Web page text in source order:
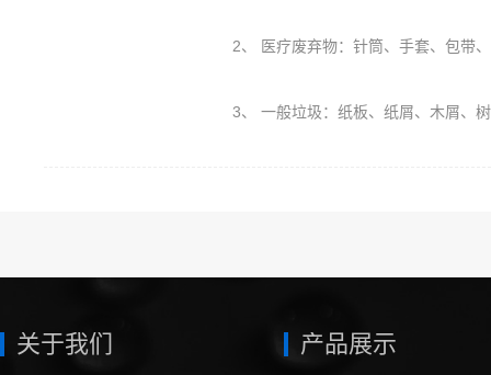
2、 医疗废弃物：针筒、手套、包带
3、 一般垃圾：纸板、纸屑、木屑、
关于我们 产品展示